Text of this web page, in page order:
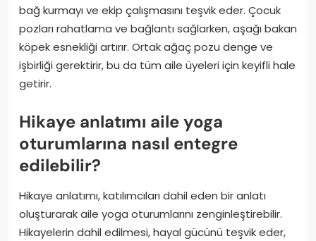
bağ kurmayı ve ekip çalışmasını teşvik eder. Çocuk
pozları rahatlama ve bağlantı sağlarken, aşağı bakan
köpek esnekliği artırır. Ortak ağaç pozu denge ve
işbirliği gerektirir, bu da tüm aile üyeleri için keyifli hale
getirir.
Hikaye anlatımı aile yoga
oturumlarına nasıl entegre
edilebilir?
Hikaye anlatımı, katılımcıları dahil eden bir anlatı
oluşturarak aile yoga oturumlarını zenginleştirebilir.
Hikayelerin dahil edilmesi, hayal gücünü teşvik eder,